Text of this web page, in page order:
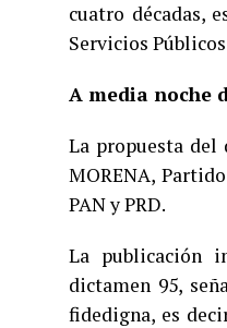
cuatro décadas,
Servicios
A media noche
La propuesta del
MORENA,
PAN y PRD.
La publicación
dictamen 95,
fidedigna, es